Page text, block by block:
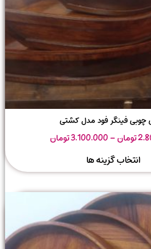
چوبی فینگر فود مدل کشتی
تومان–
3.100.000تومان
انتخاب گزینه ها